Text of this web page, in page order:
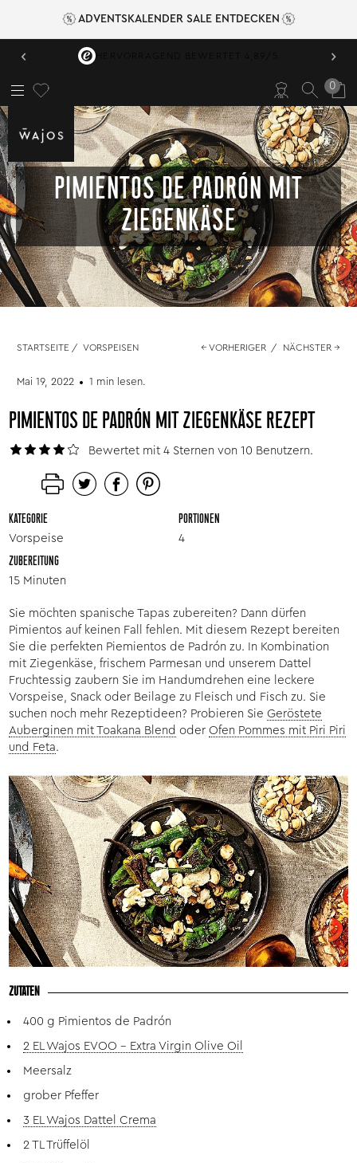
ADVENTSKALENDER SALE ENTDECKEN
‹ ›
0
PIMIENTOS DE PADRÓN MIT
ZIEGENKÄSE
STARTSEITE / VORSPEISEN ← VORHERIGER / NÄCHSTER →
Mai 19, 2022 1 min lesen.
PIMIENTOS DE PADRÓN MIT ZIEGENKÄSE REZEPT
Bewertet mit 4 Sternen von 10 Benutzern.
KATEGORIE
Vorspeise
PORTIONEN
4
ZUBEREITUNG
15 Minuten
Sie möchten spanische Tapas zubereiten? Dann dürfen
Pimientos auf keinen Fall fehlen. Mit diesem Rezept bereiten
Sie die perfekten Piemientos de Padrón zu. In Kombination
mit Ziegenkäse, frischem Parmesan und unserem Dattel
Fruchtessig zaubern Sie im Handumdrehen eine leckere
Vorspeise, Snack oder Beilage zu Fleisch und Fisch zu. Sie
suchen noch mehr Rezeptideen? Probieren SieGeröstete
Auberginen mit Toakana Blend oderOfen Pommes mit Piri Piri
und Feta.
ZUTATEN
400 g Pimientos de Padrón
2 EL Wajos EVOO – Extra Virgin Olive Oil
Meersalz
grober Pfeffer
3 EL Wajos Dattel Crema
2 TL Trüffelöl